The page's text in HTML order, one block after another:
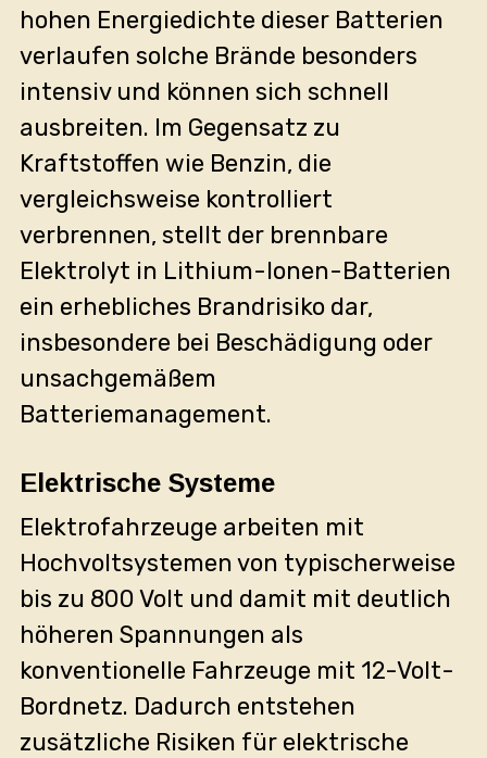
hohen Energiedichte dieser Batterien
verlaufen solche Brände besonders
intensiv und können sich schnell
ausbreiten. Im Gegensatz zu
Kraftstoffen wie Benzin, die
vergleichsweise kontrolliert
verbrennen, stellt der brennbare
Elektrolyt in Lithium-Ionen-Batterien
ein erhebliches Brandrisiko dar,
insbesondere bei Beschädigung oder
unsachgemäßem
Batteriemanagement.
Elektrische Systeme
Elektrofahrzeuge arbeiten mit
Hochvoltsystemen von typischerweise
bis zu 800 Volt und damit mit deutlich
höheren Spannungen als
konventionelle Fahrzeuge mit 12-Volt-
Bordnetz. Dadurch entstehen
zusätzliche Risiken für elektrische